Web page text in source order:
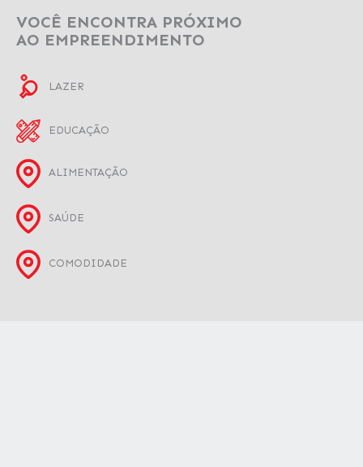
VOCÊ ENCONTRA PRÓXIMO
AO EMPREENDIMENTO
LAZER
EDUCAÇÃO
ALIMENTAÇÃO
SAÚDE
COMODIDADE